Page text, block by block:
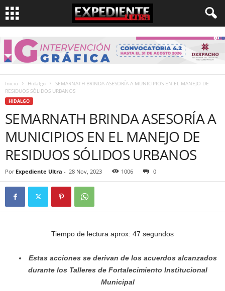
Inicio Hidalgo
SEMARNATH BRINDA ASESORÍA A MUNICIPIOS EN EL MANEJO DE
RESIDUOS SÓLIDOS URBANOS
HIDALGO
SEMARNATH BRINDA ASESORÍA A
MUNICIPIOS EN EL MANEJO DE
RESIDUOS SÓLIDOS URBANOS
Por Expediente Ultra - 28 Nov, 2023 1006 0
Tiempo de lectura aprox: 47 segundos
Estas acciones se derivan de los acuerdos alcanzados
durante los Talleres de Fortalecimiento Institucional
Municipal